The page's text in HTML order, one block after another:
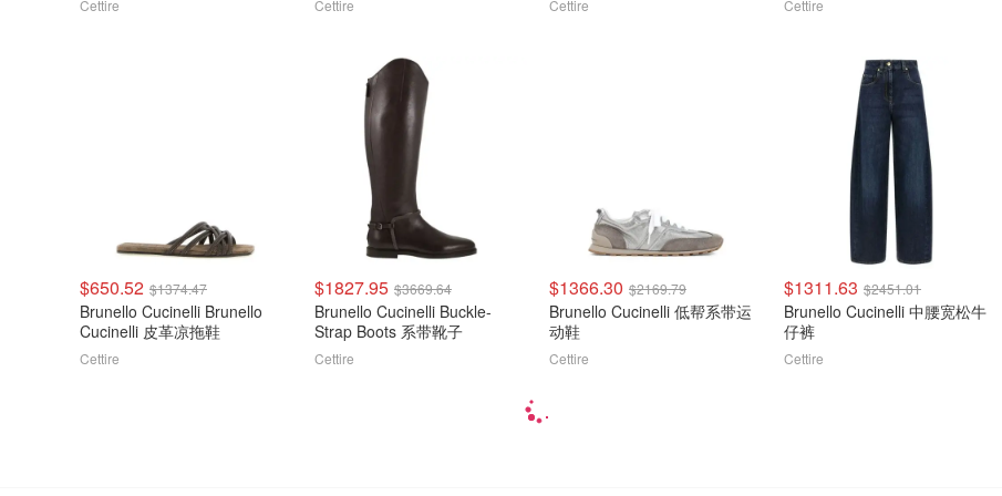
Cettire Cettire Cettire Cettire
$650.52 $1374.47
Brunello Cucinelli Brunello
Cucinelli 皮革凉拖鞋
Cettire
$1827.95 $3669.64
Brunello Cucinelli Buckle-
Strap Boots 系带靴子
Cettire
$1366.30 $2169.79
Brunello Cucinelli 低帮系带运
动鞋
Cettire
$1311.63 $2451.01
Brunello Cucinelli 中腰宽松牛
仔裤
Cettire